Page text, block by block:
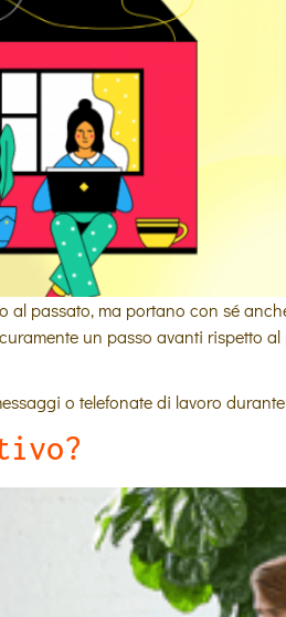
passato, ma portano con sé
un passo avanti rispetto
o telefonate di lavoro